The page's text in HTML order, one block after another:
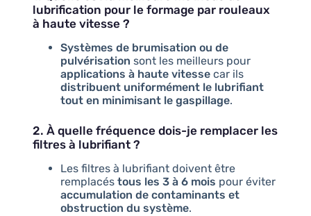
lubrification pour le formage par rouleaux
à haute vitesse ?
Systèmes de brumisation ou de
pulvérisation sont les meilleurs pour
applications à haute vitessecar ils
distribuent uniformément le lubrifiant
tout en minimisant le gaspillage.
2. À quelle fréquence dois-je remplacer les
filtres à lubrifiant ?
Les filtres à lubrifiant doivent être
remplacés tous les 3 à 6 mois pour éviter
accumulation de contaminants et
obstruction du système.